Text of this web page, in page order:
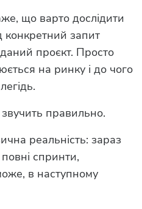
що варто дослідити
конкретний запит
проєкт. Просто
на ринку і до чого
правильно.
реальність: зараз
спринти,
в наступному